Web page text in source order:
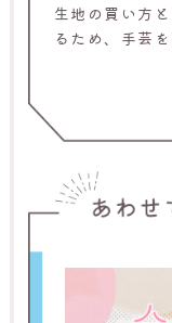
生地の買い方
るため、手芸